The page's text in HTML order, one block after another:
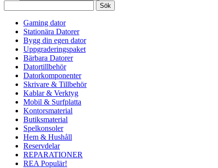
Sök
Gaming dator
Stationära Datorer
Bygg din egen dator
Uppgraderingspaket
Bärbara Datorer
Datortillbehör
Datorkomponenter
Skrivare & Tillbehör
Kablar & Verktyg
Mobil & Surfplatta
Kontorsmaterial
Butiksmaterial
Spelkonsoler
Hem & Hushåll
Reservdelar
REPARATIONER
REA Populär!